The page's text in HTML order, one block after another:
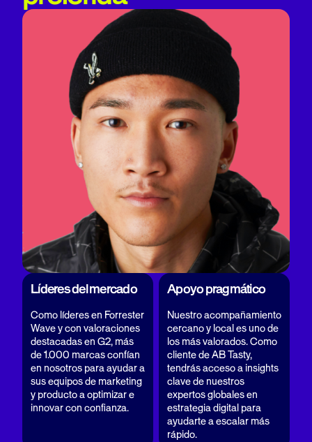
Líderes del mercado
Como líderes en Forrester
Wave y con valoraciones
destacadas en G2, más
de 1.000 marcas confían
en nosotros para ayudar a
sus equipos de marketing
y producto a optimizar e
innovar con confianza.
Apoyo pragmático
Nuestro acompañamiento
cercano y local es uno de
los más valorados. Como
cliente de AB Tasty,
tendrás acceso a insights
clave de nuestros
expertos globales en
estrategia digital para
ayudarte a escalar más
rápido.